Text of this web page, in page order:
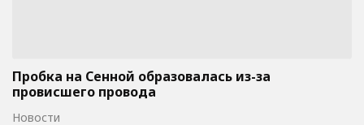
Пробка на Сенной образовалась из-за
провисшего провода
Новости